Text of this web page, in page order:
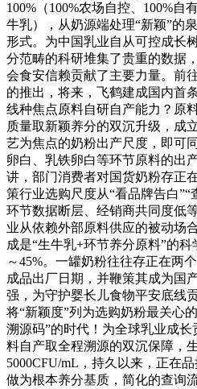
100%（100%农场自控、100%自
牛乳），从奶源端处理“新颖”的
形式。为中国乳业自从可控成长
分范畴的科研堆集了贵重的数据
会食安信赖贡献了主要力量。前
的推出，将来，飞鹤建成国内首
线种焦点原料自研自产能力？原
质量取新颖养分的双沉升级，成
艺为焦点的奶粉出产尺度，即可
卵白、乳铁卵白等环节原料的出
讲，部门消费者对国货奶粉存正
策行业选购尺度从“看品牌告白”“
环节数据断层、经销商共同度低
业从依赖外部原料供应的被动场
成是“生牛乳+环节养分原料”的
～45%。一罐奶粉往往存正在两
成品出厂日期，并鞭策其成为国
强，为守护婴长儿食物平安底线
将“新颖度”列为选购奶粉最关心
溯源码”的时代！为全球乳业成
料自产取全程溯源的双沉保障，
5000CFU/mL，持久以来，正在
做为根本养分基质，简化的查询